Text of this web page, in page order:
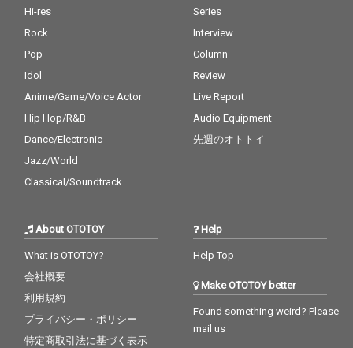
Hi-res
Rock
Pop
Idol
Anime/Game/Voice Actor
Hip Hop/R&B
Dance/Electronic
Jazz/World
Classical/Soundtrack
Series
Interview
Column
Review
Live Report
Audio Equipment
先週のオトトイ
About OTOTOY
What is OTOTOY?
会社概要
利用規約
プライバシー・ポリシー
特定商取引法に基づく表示
Help
Help Top
Make OTOTOY better
Found something weird? Please
mail us